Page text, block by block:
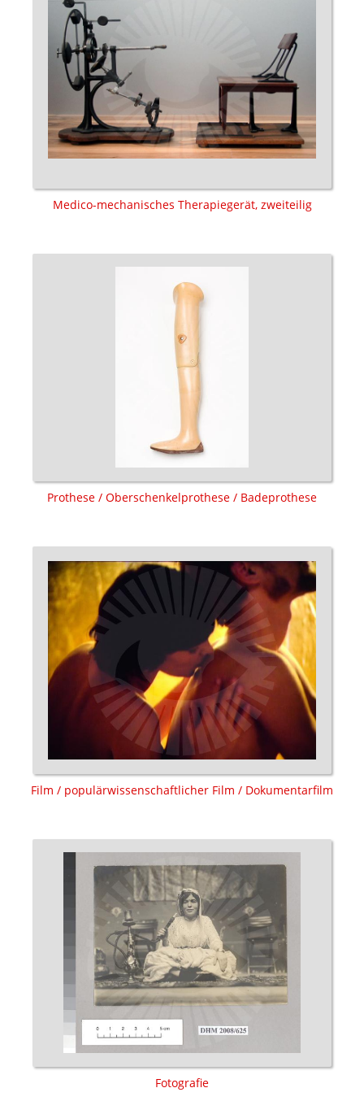
Medico-mechanisches Therapiegerät, zweiteilig
Prothese / Oberschenkelprothese / Badeprothese
Film / populärwissenschaftlicher Film / Dokumentarfilm
Fotografie